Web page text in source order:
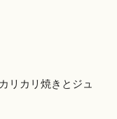
リカリ焼きとジュ